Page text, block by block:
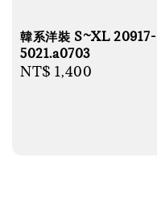
韓系洋裝 S~XL 20917-
5021.a0703
Regular
NT$ 1,400